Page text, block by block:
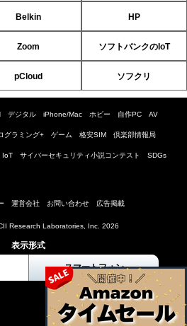
Belkin HP
Zoom ソフトバンクのIoT
pCloud ソフクリ
デジタル iPhone/Mac ホビー 自作PC AV
グラミング+ ゲーム 格安SIM 倶楽部情報局
IoT サイバーセキュリティ小説コンテスト SDGs
運営会社 お問い合わせ 広告掲載
Research Laboratories, Inc. 2026
表示形式
スマートフォン